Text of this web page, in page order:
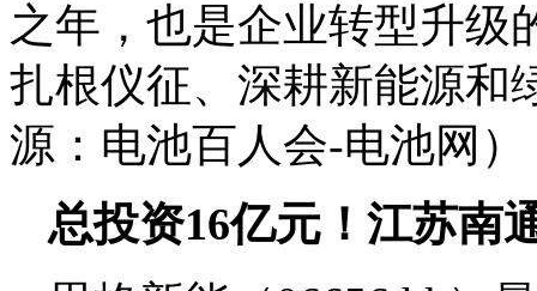
之年，也是企业转型升级
扎根仪征、深耕新能源和
源：电池百人会-电池网）
总投资16亿元！江苏南